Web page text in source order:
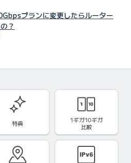
プランに変更したらルーター
？
特典
1ギガ10ギガ
比較